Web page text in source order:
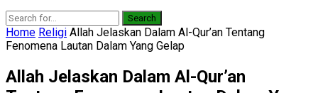
Search
Home Religi Allah Jelaskan Dalam Al-Qur’an Tentang
Fenomena Lautan Dalam Yang Gelap
Allah Jelaskan Dalam Al-Qur’an